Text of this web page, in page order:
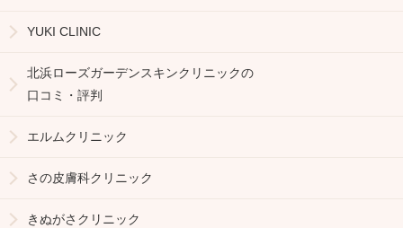
YUKI CLINIC
北浜ローズガーデンスキンクリニックの
口コミ・評判
エルムクリニック
さの皮膚科クリニック
きぬがさクリニック